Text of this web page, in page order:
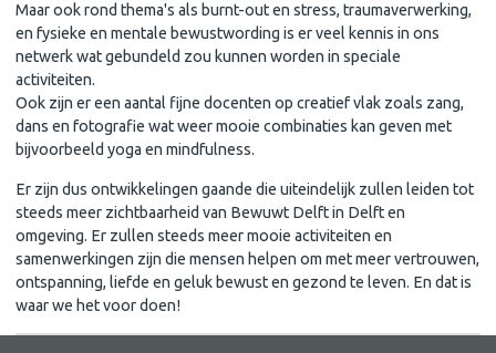
Maar ook rond thema's als burnt-out en stress, traumaverwerking,
en fysieke en mentale bewustwording is er veel kennis in ons
netwerk wat gebundeld zou kunnen worden in speciale
activiteiten.
Ook zijn er een aantal fijne docenten op creatief vlak zoals zang,
dans en fotografie wat weer mooie combinaties kan geven met
bijvoorbeeld yoga en mindfulness.
Er zijn dus ontwikkelingen gaande die uiteindelijk zullen leiden tot
steeds meer zichtbaarheid van Bewuwt Delft in Delft en
omgeving. Er zullen steeds meer mooie activiteiten en
samenwerkingen zijn die mensen helpen om met meer vertrouwen,
ontspanning, liefde en geluk bewust en gezond te leven. En dat is
waar we het voor doen!